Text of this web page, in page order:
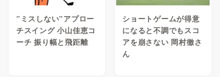
”ミスしない”アプロー
チスイング 小山佳恵コ
ーチ 振り幅と飛距離
ショートゲームが得意
になると不調でもスコ
アを崩さない 岡村徹さ
ん